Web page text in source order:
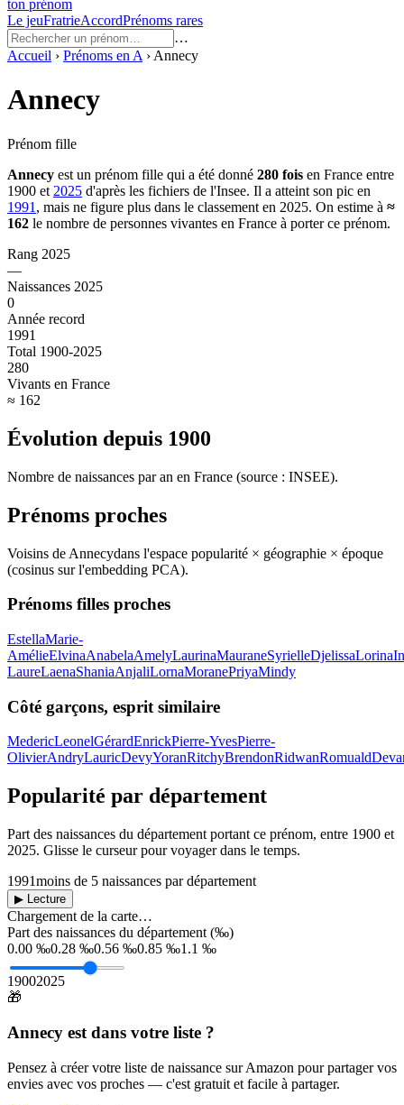
ton prénom
Le jeuFratrieAccordPrénoms rares
…
Accueil › Prénoms en A › Annecy
Annecy
Prénom fille
Annecy est un prénom fille qui a été donné 280 fois en France entre
1900 et 2025 d'après les fichiers de l'Insee. Il a atteint son pic en
1991 , mais ne figure plus dans le classement en 2025. On estime à ≈
162 le nombre de personnes vivantes en France à porter ce prénom.
Rang 2025
—
Naissances 2025
0
Année record
1991
Total 1900-2025
280
Vivants en France
≈ 162
Évolution depuis 1900
Nombre de naissances par an en France (source : INSEE).
Prénoms proches
Voisins de Annecydans l'espace popularité × géographie × époque
(cosinus sur l'embedding PCA).
Prénoms filles proches
EstellaMarie-
AmélieElvinaAnabelaAmelyLaurinaMauraneSyrielleDjelissaLorina
LaureLaenaShaniaAnjaliLornaMoranePriyaMindy
Côté garçons, esprit similaire
MedericLeonelGérardEnrickPierre-YvesPierre-
OlivierAndryLauricDevyYoranRitchyBrendonRidwanRomuald
Popularité par département
Part des naissances du département portant ce prénom, entre 1900 et
2025. Glisse le curseur pour voyager dans le temps.
1991moins de 5 naissances par département
▶ Lecture
Chargement de la carte…
Part des naissances du département (‰)
0.00 ‰0.28 ‰0.56 ‰0.85 ‰1.1 ‰
19002025
🎁
Annecy est dans votre liste ?
Pensez à créer votre liste de naissance sur Amazon pour partager vos
envies avec vos proches — c'est gratuit et facile à partager.